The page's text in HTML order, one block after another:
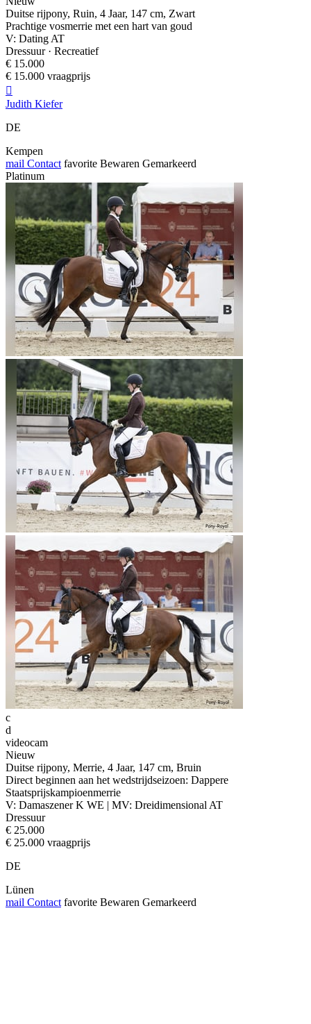
Duitse rijpony, Ruin, 4 Jaar, 147 cm, Zwart
Prachtige vosmerrie met een hart van goud
V: Dating AT
Dressuur · Recreatief
€ 15.000
€ 15.000 vraagprijs

Judith Kiefer
DE
Kempen
mail Contact favorite Bewaren Gemarkeerd
Platinum
c
d
videocam
Nieuw
Duitse rijpony, Merrie, 4 Jaar, 147 cm, Bruin
Direct beginnen aan het wedstrijdseizoen: Dappere
Staatsprijskampioenmerrie
V: Damaszener K WE | MV: Dreidimensional AT
Dressuur
€ 25.000
€ 25.000 vraagprijs
DE
Lünen
mail Contact favorite Bewaren Gemarkeerd